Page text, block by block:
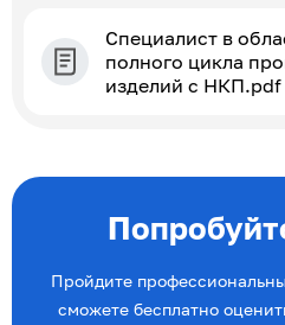
Специалист в
полного цикла
изделий с НКП.pdf
Пройдите
сможете бесплатно